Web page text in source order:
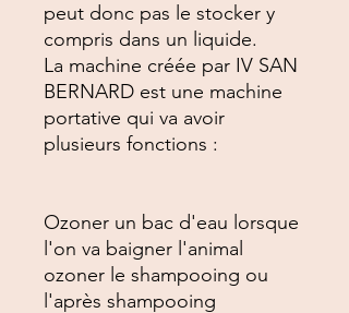
peut donc pas le stocker y
compris dans un liquide.
La machine créée par IV SAN
BERNARD est une machine
portative qui va avoir
plusieurs fonctions :
Ozoner un bac d'eau lorsque
l'on va baigner l'animal
ozoner le shampooing ou
l'après shampooing